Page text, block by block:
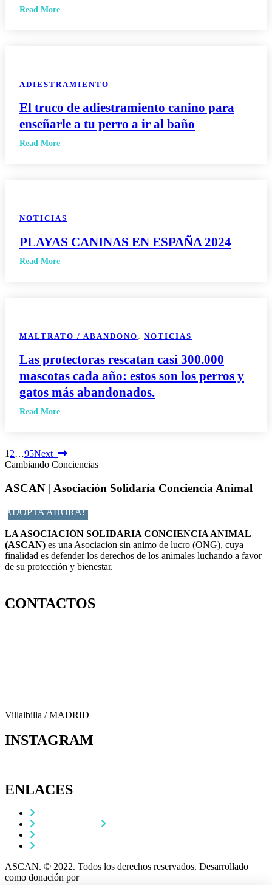
Read More
ADIESTRAMIENTO
El truco de adiestramiento canino para
enseñarle a tu perro a ir al baño
Read More
NOTICIAS
PLAYAS CANINAS EN ESPAÑA 2024
Read More
MALTRATO / ABANDONO, NOTICIAS
Las protectoras rescatan casi 300.000
mascotas cada año: estos son los perros y
gatos más abandonados.
Read More
1 2…95Next
Cambiando Conciencias
ASCAN | Asociación Solidaría Conciencia Animal
ADOPTA AHORA!
LA ASOCIACIÓN SOLIDARIA CONCIENCIA ANIMAL
(ASCAN) es una Asociacion sin animo de lucro (ONG), cuya
finalidad es defender los derechos de los animales luchando a favor
de su protección y bienestar.
CONTACTOS
Villalbilla / MADRID
INSTAGRAM
ENLACES
ASCAN. © 2022. Todos los derechos reservados. Desarrollado
como donación por